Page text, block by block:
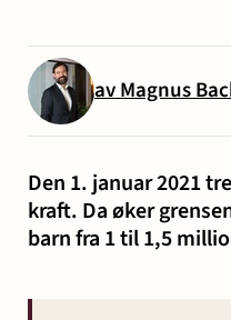
av Magnus
Den 1. januar 2021
kraft. Da øker
barn fra 1 til 1,5
skifte
kontrakter
Entreprise
bygg
og
anlegg
Erstatning
og
sykdom
Familie
samliv
Konkurs